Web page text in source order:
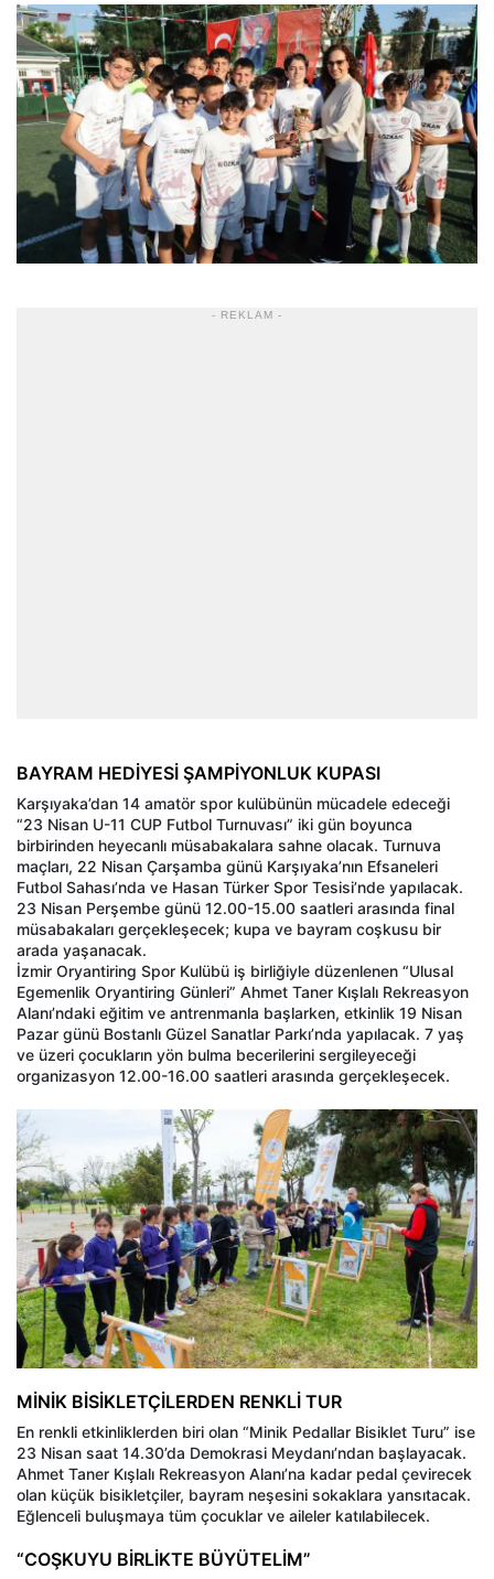
- REKLAM -
BAYRAM HEDİYESİ ŞAMPİYONLUK KUPASI
Karşıyaka’dan 14 amatör spor kulübünün mücadele edeceği
“23 Nisan U-11 CUP Futbol Turnuvası” iki gün boyunca
birbirinden heyecanlı müsabakalara sahne olacak. Turnuva
maçları, 22 Nisan Çarşamba günü Karşıyaka’nın Efsaneleri
Futbol Sahası’nda ve Hasan Türker Spor Tesisi’nde yapılacak.
23 Nisan Perşembe günü 12.00-15.00 saatleri arasında final
müsabakaları gerçekleşecek; kupa ve bayram coşkusu bir
arada yaşanacak.
İzmir Oryantiring Spor Kulübü iş birliğiyle düzenlenen “Ulusal
Egemenlik Oryantiring Günleri” Ahmet Taner Kışlalı Rekreasyon
Alanı’ndaki eğitim ve antrenmanla başlarken, etkinlik 19 Nisan
Pazar günü Bostanlı Güzel Sanatlar Parkı’nda yapılacak. 7 yaş
ve üzeri çocukların yön bulma becerilerini sergileyeceği
organizasyon 12.00-16.00 saatleri arasında gerçekleşecek.
MİNİK BİSİKLETÇİLERDEN RENKLİ TUR
En renkli etkinliklerden biri olan “Minik Pedallar Bisiklet Turu” ise
23 Nisan saat 14.30’da Demokrasi Meydanı’ndan başlayacak.
Ahmet Taner Kışlalı Rekreasyon Alanı’na kadar pedal çevirecek
olan küçük bisikletçiler, bayram neşesini sokaklara yansıtacak.
Eğlenceli buluşmaya tüm çocuklar ve aileler katılabilecek.
“COŞKUYU BİRLİKTE BÜYÜTELİM”